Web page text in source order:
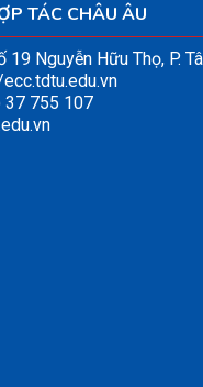
TÁC CHÂU ÂU
19 Nguyễn Hữu Thọ, P.
37 755 107